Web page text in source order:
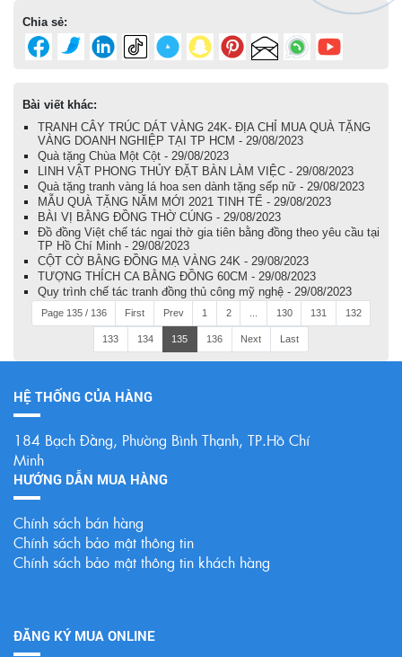
Chia sẻ:
Bài viết khác:
TRANH CÂY TRÚC DÁT VÀNG 24K- ĐỊA CHỈ MUA QUÀ TẶNG
VÀNG DOANH NGHIỆP TẠI TP HCM - 29/08/2023
Quà tặng Chùa Một Cột - 29/08/2023
LINH VẬT PHONG THỦY ĐẶT BÀN LÀM VIỆC - 29/08/2023
Quà tặng tranh vàng lá hoa sen dành tặng sếp nữ - 29/08/2023
MẪU QUÀ TẶNG NĂM MỚI 2021 TINH TẾ - 29/08/2023
BÀI VỊ BẰNG ĐỒNG THỜ CÚNG - 29/08/2023
Đồ đồng Việt chế tác ngai thờ gia tiên bằng đồng theo yêu cầu tại
TP Hồ Chí Minh - 29/08/2023
CỘT CỜ BẰNG ĐỒNG MẠ VÀNG 24K - 29/08/2023
TƯỢNG THÍCH CA BẰNG ĐỒNG 60CM - 29/08/2023
Quy trình chế tác tranh đồng thủ công mỹ nghệ - 29/08/2023
Page 135 / 136 First Prev 1 2 130 131 132
133 134 135 136 Next Last
HỆ THỐNG CỦA HÀNG
184 Bạch Đằng, Phường Bình Thạnh, TP.Hồ Chí
Minh
HƯỚNG DẪN MUA HÀNG
Chính sách bán hàng
Chính sách bảo mật thông tin
Chính sách bảo mật thông tin khách hàng
ĐĂNG KÝ MUA ONLINE